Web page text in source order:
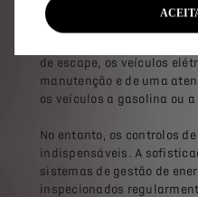
Optou por um veículo
vantagens associadas a
de escape, os veículos
manutenção e de uma
os veículos a gasolina ou a
No entanto, os controlos
indispensáveis. A
sistemas de gestão de
inspecionados